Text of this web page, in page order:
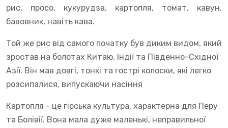
рис, просо, кукурудза, картопля, томат, кавун,
бавовник, навіть кава.
Той же рис від самого початку був диким видом, який
зростав на болотах Китаю, Індії та Південно-Східної
Азії. Він мав довгі, тонкі та гострі колоски, які легко
розсипалися, випускаючи насіння
Картопля - це гірська культура, характерна для Перу
та Болівії. Вона мала дуже маленькі, неправильної